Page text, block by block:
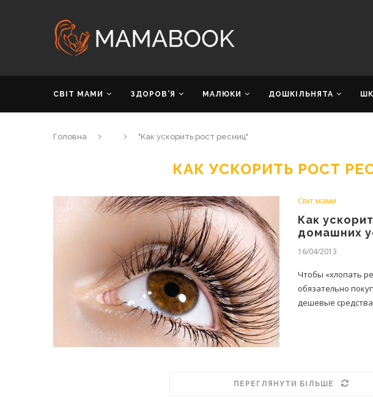
СВІТ МАМИ ЗДОРОВ’Я МАЛЮКИ ДОШКІЛЬНЯТА
Головна "Как ускорить рост ресниц"
КАК УСКОРИТЬ РОСТ
Світ мами
Как
домашних
16/04/2013
Чтобы «хлопать
обязательно
дешевые
ПЕРЕГЛЯНУТИ БІЛЬШЕ